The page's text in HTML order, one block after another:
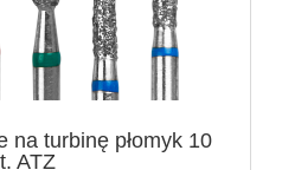
na turbinę płomyk 10
ATZ